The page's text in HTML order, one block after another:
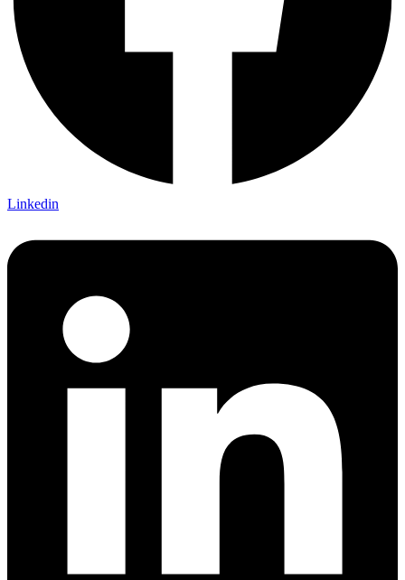
Linkedin